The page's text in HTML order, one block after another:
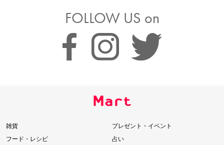
FOLLOW US on
雑貨
フード・レシピ
プレゼント・イベント
占い